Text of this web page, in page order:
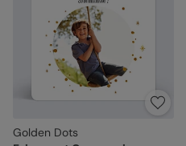
Golden Dots